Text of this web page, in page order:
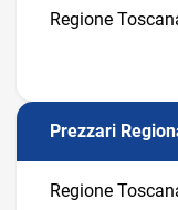
Regione
Prezzari
Regione